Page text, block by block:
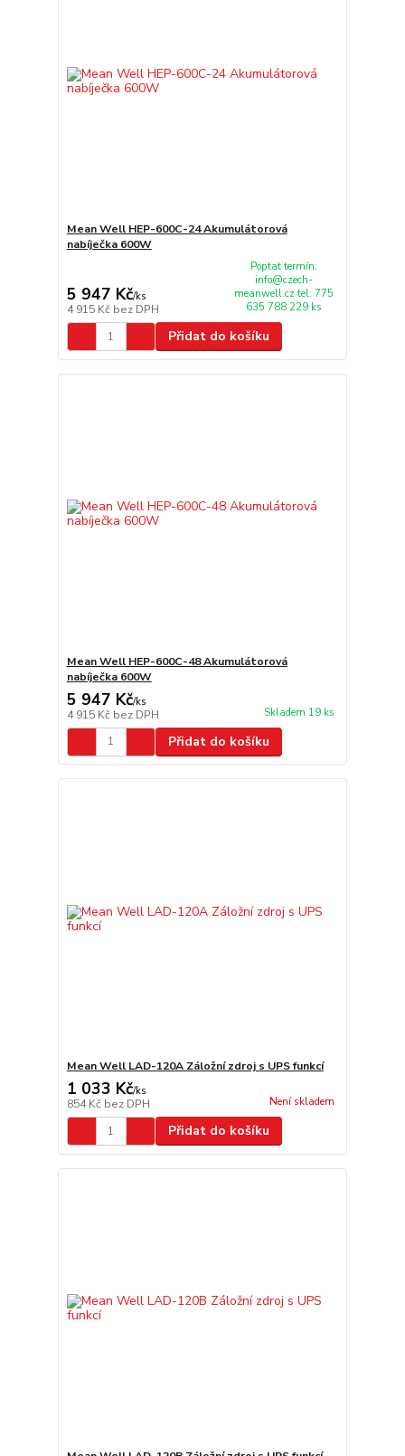
Mean Well HEP-600C-24 Akumulátorová
nabíječka 600W
5 947 Kč/ks
4 915 Kč bez DPH
Poptat termín:
info@czech-
meanwell.cz tel: 775
635 788 229 ks
Přidat do košíku
Mean Well HEP-600C-48 Akumulátorová
nabíječka 600W
5 947 Kč/ks
4 915 Kč bez DPH Skladem 19 ks
Přidat do košíku
Mean Well LAD-120A Záložní zdroj s UPS funkcí
1 033 Kč/ks
854 Kč bez DPH Není skladem
Přidat do košíku